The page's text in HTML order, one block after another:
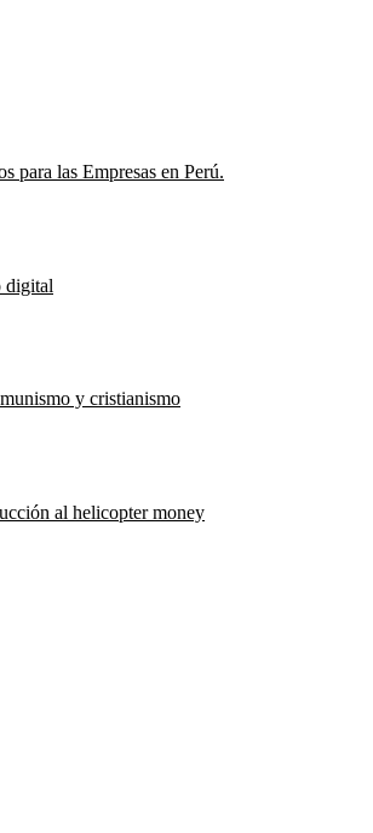
para las Empresas en Perú.
digital
y cristianismo
al helicopter money